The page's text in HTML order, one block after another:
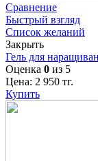
Сравнение
Быстрый взгляд
Список желаний
Закрыть
Гель для
Оценка 0 из 5
Цена: 2 950 тг.
Купить